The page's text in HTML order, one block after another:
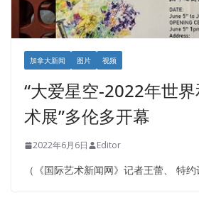
加拿大新闻 图片 视频
“大爱星空-2022年世
术展”多伦多开幕
2022年6月6日 Editor
（《国际艺术新闻网》记者王蕾、 特